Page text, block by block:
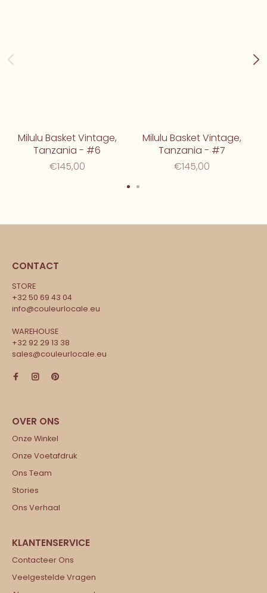
Milulu Basket Vintage,
Tanzania - #6
€145,00
Milulu Basket Vintage,
Tanzania - #7
€145,00
CONTACT
STORE
+32 50 69 43 04
info@couleurlocale.eu
WAREHOUSE
+32 92 29 13 38
sales@couleurlocale.eu
Onze Winkel
Onze Voetafdruk
Ons Team
Stories
Ons Verhaal
Contacteer Ons
Veelgestelde Vragen